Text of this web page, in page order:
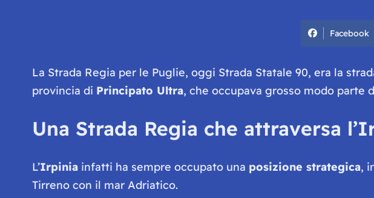
Facebook
La Strada Regia per le Puglie, oggi Strada Statale 90, era la
provincia di Principato Ultra, che occupava grosso modo parte
Una Strada Regia che attraversa
L’Irpiniainfatti ha sempre occupato una posizione strategica,
Tirreno con il mar Adriatico.